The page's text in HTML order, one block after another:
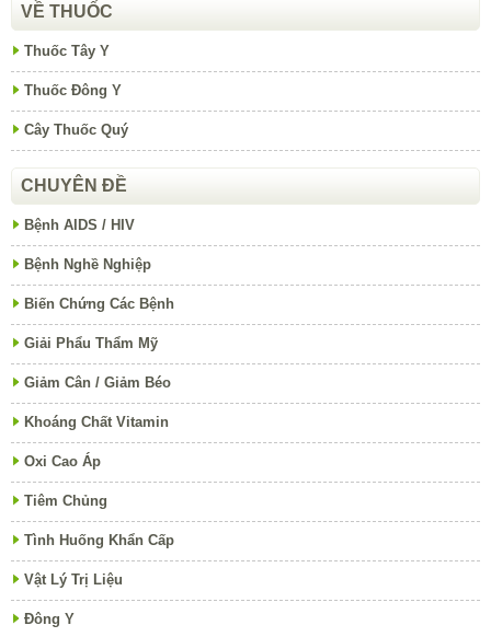
VỀ THUỐC
Thuốc Tây Y
Thuốc Đông Y
Cây Thuốc Quý
CHUYÊN ĐỀ
Bệnh AIDS / HIV
Bệnh Nghề Nghiệp
Biến Chứng Các Bệnh
Giải Phẩu Thẩm Mỹ
Giảm Cân / Giảm Béo
Khoáng Chất Vitamin
Oxi Cao Áp
Tiêm Chủng
Tình Huống Khẩn Cấp
Vật Lý Trị Liệu
Đông Y